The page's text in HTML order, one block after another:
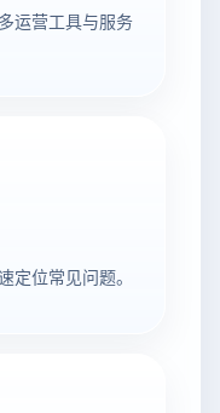
运营工具与服务
定位常见问题。